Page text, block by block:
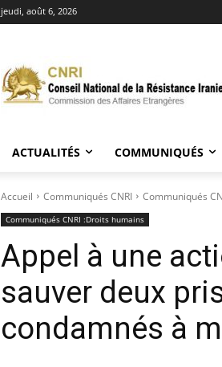
jeudi, août 6, 2026
ACTUALITÉS COMMUNIQUÉS
Accueil Communiqués CNRI Communiqués
Communiqués CNRI :Droits humains
Appel à une
sauver deux
condamnés à